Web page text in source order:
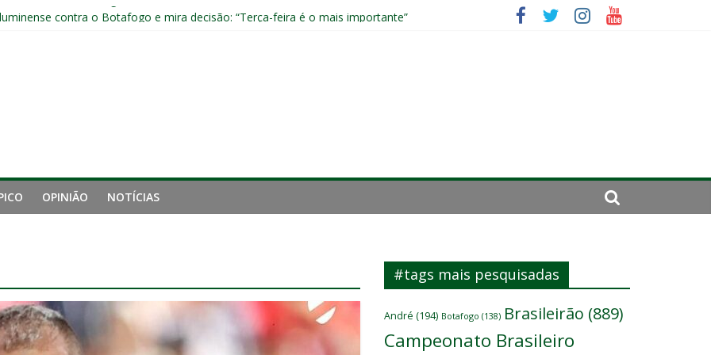
chance e vive grande fase no Fluminense
Fluminense e pede virada de chave pós-eliminação: “Temos que virar a página”
Brasileirão e fica no Fluminense
OPINIÃO NOTÍCIAS
#tags mais pesquisadas
André (194) Botafogo (138) Brasileirão (889)
Campeonato Brasileiro